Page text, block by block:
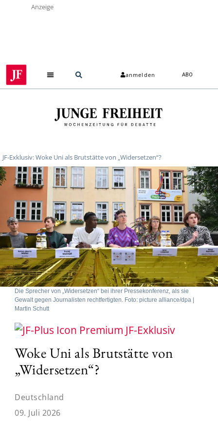
Anzeige
anmelden ABO
JF-Exklusiv: Woke Uni als Brutstätte von „Widersetzen“?
Die Sprecher von „Widersetzen“ bei ihrer Pressekonferenz, als sie
Gewalt gegen Journalisten rechtfertigten. Foto: picture alliance/dpa |
Martin Schutt
JF-Exklusiv
Woke Uni als Brutstätte von
„Widersetzen“?
Deutschland
09. Juli 2026